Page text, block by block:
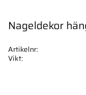
Nageldekor
Artikelnr
Vikt